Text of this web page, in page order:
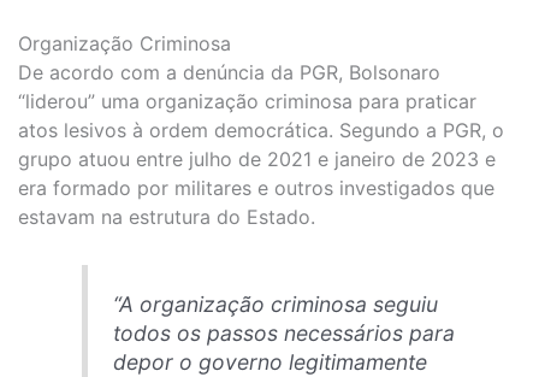
Organização Criminosa
De acordo com a denúncia da PGR, Bolsonaro
“liderou” uma organização criminosa para praticar
atos lesivos à ordem democrática. Segundo a PGR, o
grupo atuou entre julho de 2021 e janeiro de 2023 e
era formado por militares e outros investigados que
estavam na estrutura do Estado.
“A organização criminosa seguiu
todos os passos necessários para
depor o governo legitimamente